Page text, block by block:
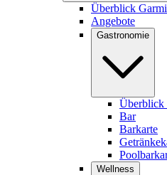
Überblick
Angebote
Gastronomie
Überblick
Bar
Barkarte
Wellness